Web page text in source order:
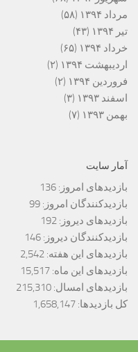
مرداد ۱۳۹۴
(۵۸)
تیر ۱۳۹۴
(۴۳)
خرداد ۱۳۹۴
(۶۵)
اردیبهشت ۱۳۹۴
(۲)
فروردین ۱۳۹۴
(۲)
اسفند ۱۳۹۳
(۳)
بهمن ۱۳۹۳
(۷)
آمار سایت
بازدیدهای امروز: 136
بازدیدکنندگان امروز: 99
بازدیدهای دیروز: 192
بازدیدکنندگان دیروز: 146
بازدیدهای این هفته: 2,542
بازدیدهای این ماه: 15,517
بازدیدهای امسال: 215,310
کل بازدیدها: 1,658,147